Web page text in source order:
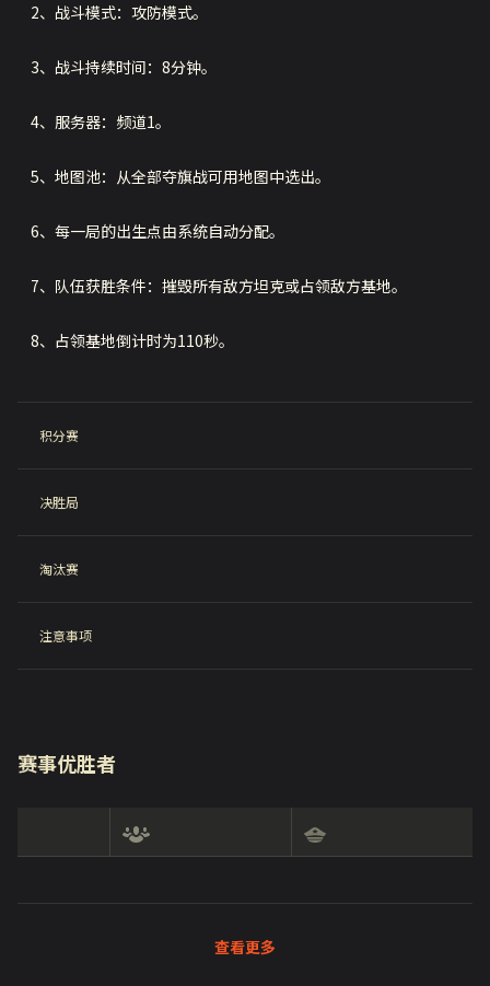
2、战斗模式：攻防模式。
3、战斗持续时间：8分钟。
4、服务器：频道1。
5、地图池：从全部夺旗战可用地图中选出。
6、每一局的出生点由系统自动分配。
7、队伍获胜条件：摧毁所有敌方坦克或占领敌方基地。
8、占领基地倒计时为110秒。
积分赛
决胜局
淘汰赛
注意事项
赛事优胜者
查看更多